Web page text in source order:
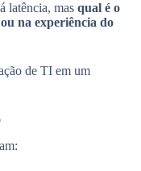
latência, mas qual é o
na experiência do
de TI em um